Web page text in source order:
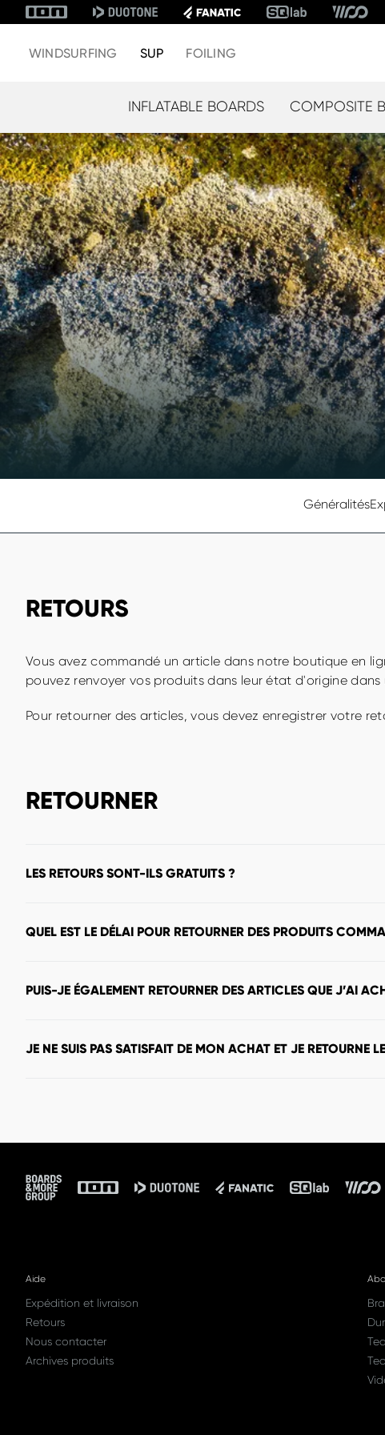
WINDSURFING SUP FOILING
INFLATABLE BOARDS COMPOSITE
Généralités
RETOURS
Vous avez commandé un article dans notre boutique en
pouvez renvoyer vos produits dans leur état d'origine dans
Pour retourner des articles, vous devez enregistrer votre
RETOURNER
LES RETOURS SONT-ILS GRATUITS ?
réservons le droit de facturer des frais de traitement. Nous
QUEL EST LE DÉLAI POUR RETOURNER DES PRODUITS
montant de la commande sous 14 jours. Plus d'informations
PUIS-JE ÉGALEMENT RETOURNER DES ARTICLES QUE J’AI
JE NE SUIS PAS SATISFAIT DE MON ACHAT ET JE RETOURNE
Footer
Aide
Expédition et livraison
Retours
Nous contacter
Archives produits